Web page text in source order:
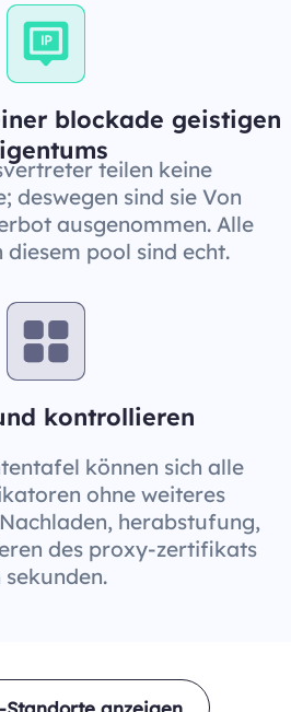
blockade geistigen
teilen keine
deswegen sind sie Von
ausgenommen. Alle
diesem pool sind echt.
kontrollieren
können sich alle
ohne weiteres
herabstufung,
des proxy-zertifikats
sekunden.